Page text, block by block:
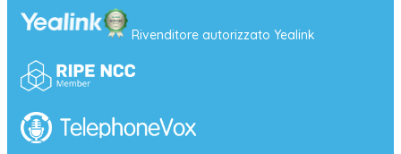
Rivenditore autorizzato Yealink